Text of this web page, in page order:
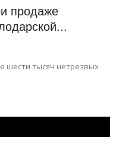
продаже
шести тысяч нетрезвых